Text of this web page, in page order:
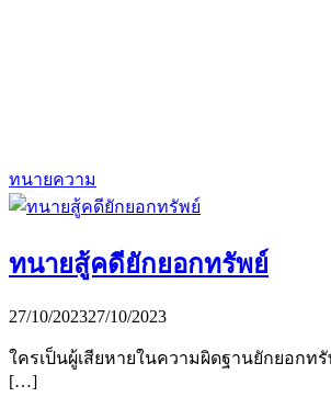
ทนายความ
ทนายสู้คดียักยอกทรัพย์
27/10/202327/10/2023
ใครเป็นผู้เสียหายในความผิดฐานยักยอกท
[…]